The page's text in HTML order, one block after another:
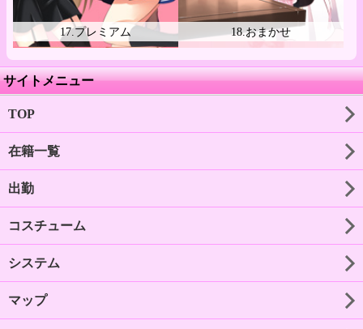
17.プレミアム 18.おまかせ
サイトメニュー
TOP
在籍一覧
出勤
コスチューム
システム
マップ